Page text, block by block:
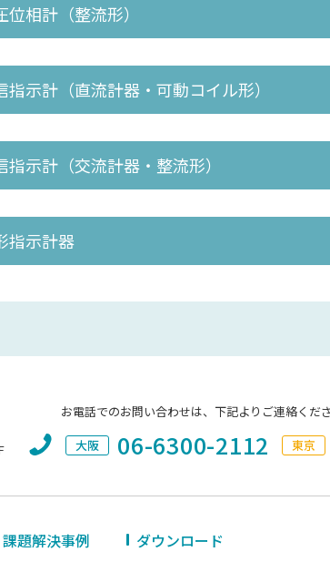
位相計（整流形）
指示計（直流計器・可動コイル形）
指示計（交流計器・整流形）
指示計器
課題解決事例 ダウンロード
お電話でのお問い合わせは、下記よりご連絡くださ
大阪
06-6300-2112 東京